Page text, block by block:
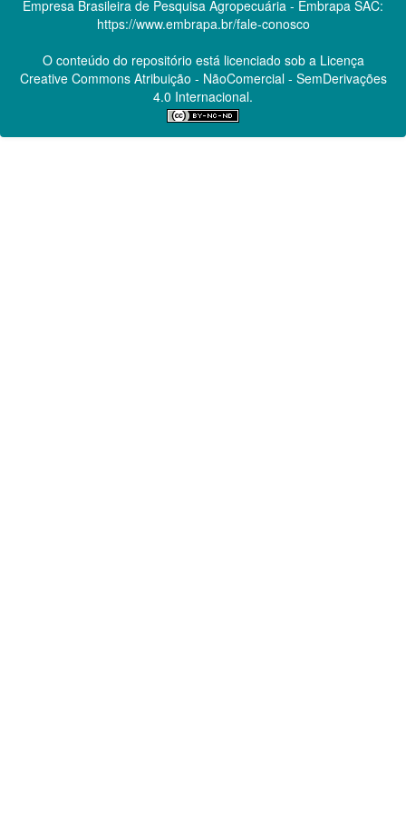
Empresa Brasileira de Pesquisa Agropecuária - Embrapa SAC:
https://www.embrapa.br/fale-conosco
O conteúdo do repositório está licenciado sob a Licença
Creative CommonsAtribuição - NãoComercial - SemDerivações
4.0 Internacional.